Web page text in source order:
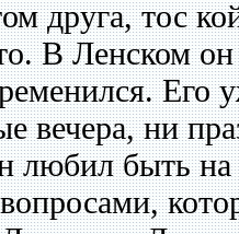
друга, тос
В Ленском
Его
вечера, ни
любил быть